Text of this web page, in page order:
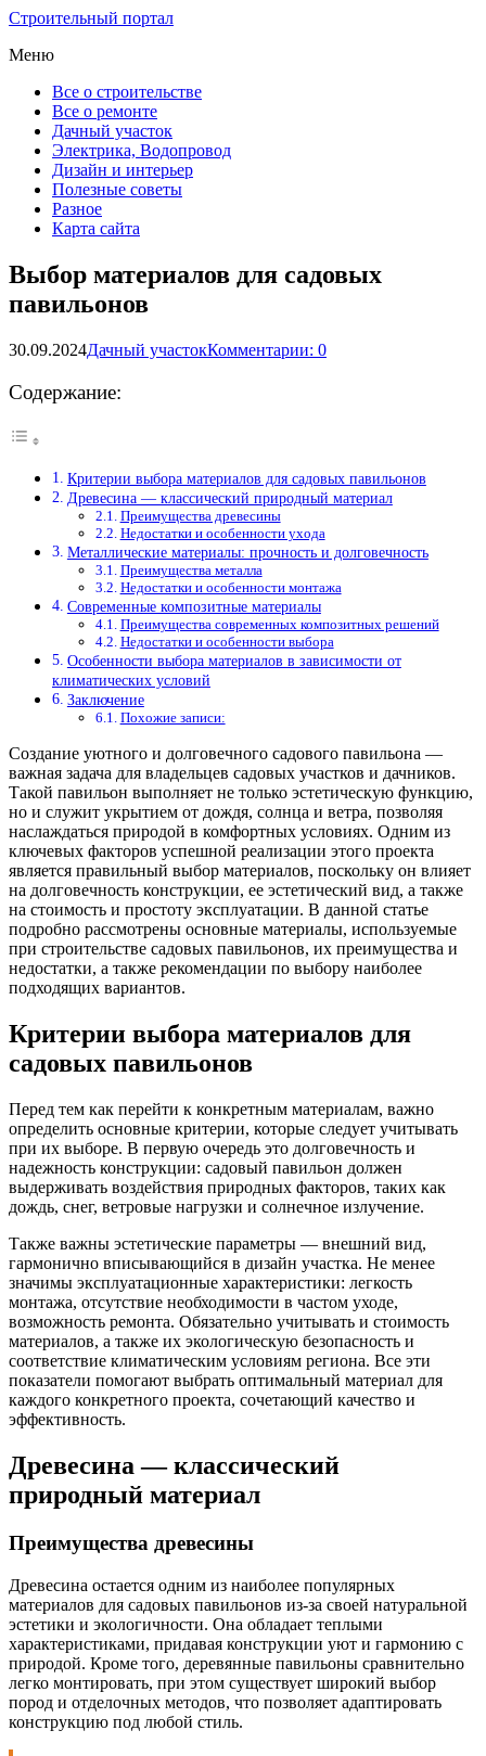
Строительный портал
Меню
Все о строительстве
Все о ремонте
Дачный участок
Электрика, Водопровод
Дизайн и интерьер
Полезные советы
Разное
Карта сайта
Выбор материалов для садовых
павильонов
30.09.2024Дачный участокКомментарии: 0
Содержание:
Критерии выбора материалов для садовых павильонов
Древесина — классический природный материал
Преимущества древесины
Недостатки и особенности ухода
Металлические материалы: прочность и долговечность
Преимущества металла
Недостатки и особенности монтажа
Современные композитные материалы
Преимущества современных композитных решений
Недостатки и особенности выбора
Особенности выбора материалов в зависимости от
климатических условий
Заключение
Похожие записи:
Создание уютного и долговечного садового павильона —
важная задача для владельцев садовых участков и дачников.
Такой павильон выполняет не только эстетическую функцию,
но и служит укрытием от дождя, солнца и ветра, позволяя
наслаждаться природой в комфортных условиях. Одним из
ключевых факторов успешной реализации этого проекта
является правильный выбор материалов, поскольку он влияет
на долговечность конструкции, ее эстетический вид, а также
на стоимость и простоту эксплуатации. В данной статье
подробно рассмотрены основные материалы, используемые
при строительстве садовых павильонов, их преимущества и
недостатки, а также рекомендации по выбору наиболее
подходящих вариантов.
Критерии выбора материалов для
садовых павильонов
Перед тем как перейти к конкретным материалам, важно
определить основные критерии, которые следует учитывать
при их выборе. В первую очередь это долговечность и
надежность конструкции: садовый павильон должен
выдерживать воздействия природных факторов, таких как
дождь, снег, ветровые нагрузки и солнечное излучение.
Также важны эстетические параметры — внешний вид,
гармонично вписывающийся в дизайн участка. Не менее
значимы эксплуатационные характеристики: легкость
монтажа, отсутствие необходимости в частом уходе,
возможность ремонта. Обязательно учитывать и стоимость
материалов, а также их экологическую безопасность и
соответствие климатическим условиям региона. Все эти
показатели помогают выбрать оптимальный материал для
каждого конкретного проекта, сочетающий качество и
эффективность.
Древесина — классический
природный материал
Преимущества древесины
Древесина остается одним из наиболее популярных
материалов для садовых павильонов из-за своей натуральной
эстетики и экологичности. Она обладает теплыми
характеристиками, придавая конструкции уют и гармонию с
природой. Кроме того, деревянные павильоны сравнительно
легко монтировать, при этом существует широкий выбор
пород и отделочных методов, что позволяет адаптировать
конструкцию под любой стиль.